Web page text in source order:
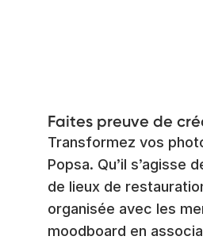
Faites preuve de
Transformez vos
Popsa. Qu’il s’agisse
de lieux de
organisée avec les
moodboard en